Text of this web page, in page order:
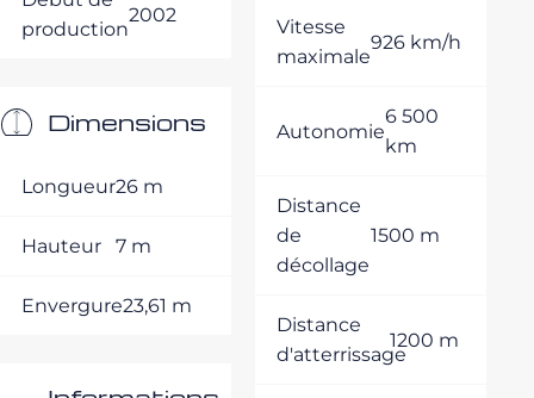
production
2002
Dimensions
Longueur26 m
Hauteur 7 m
Envergure23,61 m
Vitesse
maximale
926 km/h
Autonomie
6 500
km
Distance
de
décollage
1500 m
Distance
d'atterrissage
1200 m